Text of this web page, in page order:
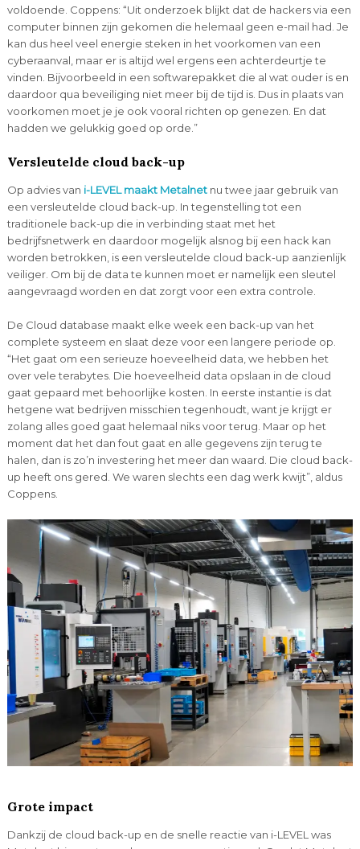
voldoende. Coppens: “Uit onderzoek blijkt dat de hackers via een
computer binnen zijn gekomen die helemaal geen e-mail had. Je
kan dus heel veel energie steken in het voorkomen van een
cyberaanval, maar er is altijd wel ergens een achterdeurtje te
vinden. Bijvoorbeeld in een softwarepakket die al wat ouder is en
daardoor qua beveiliging niet meer bij de tijd is. Dus in plaats van
voorkomen moet je je ook vooral richten op genezen. En dat
hadden we gelukkig goed op orde.”
Versleutelde cloud back-up
Op advies van i-LEVEL maakt Metalnetnu twee jaar gebruik van
een versleutelde cloud back-up. In tegenstelling tot een
traditionele back-up die in verbinding staat met het
bedrijfsnetwerk en daardoor mogelijk alsnog bij een hack kan
worden betrokken, is een versleutelde cloud back-up aanzienlijk
veiliger. Om bij de data te kunnen moet er namelijk een sleutel
aangevraagd worden en dat zorgt voor een extra controle.
De Cloud database maakt elke week een back-up van het
complete systeem en slaat deze voor een langere periode op.
“Het gaat om een serieuze hoeveelheid data, we hebben het
over vele terabytes. Die hoeveelheid data opslaan in de cloud
gaat gepaard met behoorlijke kosten. In eerste instantie is dat
hetgene wat bedrijven misschien tegenhoudt, want je krijgt er
zolang alles goed gaat helemaal niks voor terug. Maar op het
moment dat het dan fout gaat en alle gegevens zijn terug te
halen, dan is zo’n investering het meer dan waard. Die cloud back-
up heeft ons gered. We waren slechts een dag werk kwijt”, aldus
Coppens.
Grote impact
Dankzij de cloud back-up en de snelle reactie van i-LEVEL was